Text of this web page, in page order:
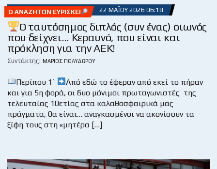
Ο ΑΝΑΖΗΤΏΝ ΕΥΡΊΣΚΕΙ 22 ΜΑΪ́ΟΥ 2026 06:18
Ο ταυτόσημος διπλός (συν ένας) οιωνός
που δείχνει… Κεραυνό, που είναι και
πρόκληση για την ΑΕΚ!
Συντάκτης: ΜΆΡΙΟΣ ΠΟΛΥΔΏΡΟΥ
Περίπου 1`
Από εδώ το έφεραν από εκεί το πήραν
και για 5η φορά, οι δυο μόνιμοι πρωταγωνιστές της
τελευταίας 10ετίας στα καλαθοσφαιρικά μας
πράγματα, θα είναι… αναγκασμένοι να ακονίσουν τα
ξίφη τους στη «μητέρα […]